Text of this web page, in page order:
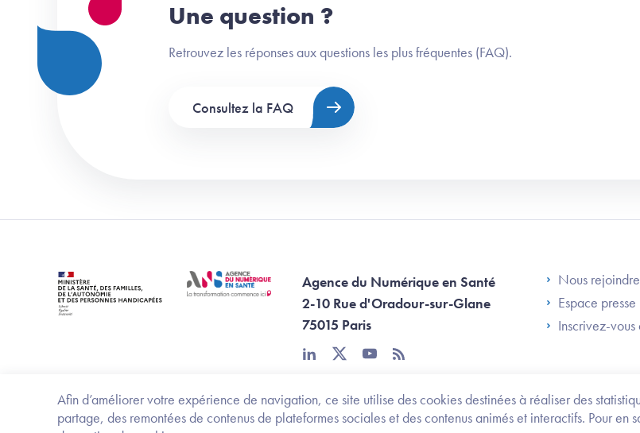
Afin d’améliorer votre expérience de navigation, ce site utilise des cookies destinées à réaliser des
partage, des remontées de contenus de plateformes sociales et des contenus animés et interactifs. Pour
Une question ?
Retrouvez les réponses aux questions les plus fréquentes (FAQ).
Consultez la FAQ
Agence du Numérique en Santé
2-10 Rue d'Oradour-sur-Glane
75015 Paris
linkedintwitteryoutube
rss
Footer
Nous rejoindre
Espace presse
Inscrivez-